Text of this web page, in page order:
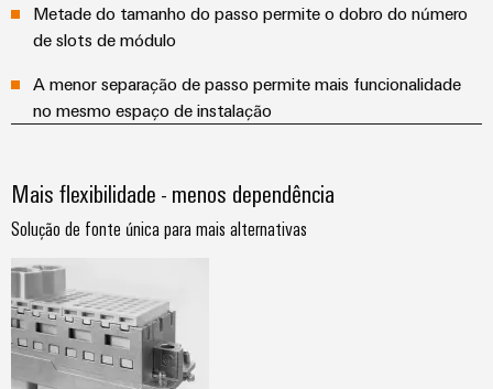
Metade do tamanho do passo permite o dobro do número
de slots de módulo
A menor separação de passo permite mais funcionalidade
no mesmo espaço de instalação
Mais flexibilidade - menos dependência
Solução de fonte única para mais alternativas